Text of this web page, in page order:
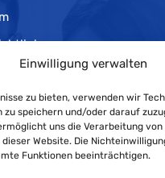
Einwilligung verwalten
zu bieten, verwenden wir
speichern und/oder darauf
uns die Verarbeitung
Website. Die
Funktionen beeinträchtigen.